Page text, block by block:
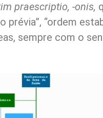
praescriptio, -onis,
prévia”, “ordem
sempre com o